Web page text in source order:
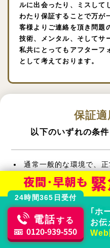
ルに出会ったり、ミスして
わたり保証することで万が
客様よりご連絡を頂き問題
技術、メンタル、そしてサ
私共にとってもアフターフ
として考えております。
保証
以下のいずれの条
通常一般的な環境で、正
弊社にて施工をさせて
と。
保証期間内に弊社に修
だいた場合。
一般家庭用に使用され
取扱説明書や商品本体
24時間365日受付
電話する
0120-939-550
｢ホ
お伝
Web